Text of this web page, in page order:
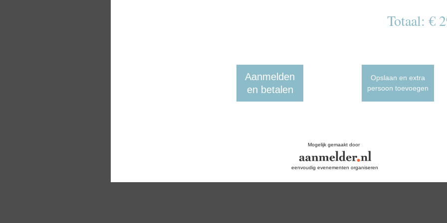
Totaal: €
Aanmelden
en betalen
Opslaan en extra
persoon toevoegen
Mogelijk gemaakt door
eenvoudig evenementen organiseren